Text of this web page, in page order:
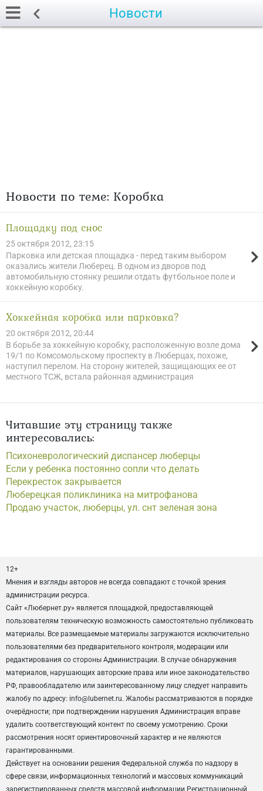
Новости
Новости по теме: Коробка
Площадку под снос
25 октября 2012, 23:15
Парковка или детская площадка - перед таким выбором
оказались жители Люберец. В одном из дворов под
автомобильную стоянку решили отдать футбольное поле и
хоккейную коробку.
Хоккейная коробка или парковка?
20 октября 2012, 20:44
В борьбе за хоккейную коробку, расположенную возле дома
19/1 по Комсомольскому проспекту в Люберцах, похоже,
наступил перелом. На сторону жителей, защищающих ее от
местного ТСЖ, встала районная администрация
Читавшие эту страницу также
интересовались:
Психоневрологический диспансер люберцы
Если у ребенка постоянно сопли что делать
Перекресток закрывается
Люберецкая поликлиника на митрофанова
Продаю участок, люберцы, ул. снт зеленая зона
12+
Мнения и взгляды авторов не всегда совпадают с точкой зрения
администрации ресурса.
Сайт «Любернет.ру» является площадкой, предоставляющей
пользователям техническую возможность самостоятельно публиковать
материалы. Все размещаемые материалы загружаются исключительно
пользователями без предварительного контроля, модерации или
редактирования со стороны Администрации. В случае обнаружения
материалов, нарушающих авторские права или иное законодательство
РФ, правообладателю или заинтересованному лицу следует направить
жалобу по адресу: info@lubernet.ru. Жалобы рассматриваются в порядке
очерёдности; при подтверждении нарушения Администрация вправе
удалить соответствующий контент по своему усмотрению. Сроки
рассмотрения носят ориентировочный характер и не являются
гарантированными.
Действует на основании решения Федеральной служба по надзору в
сфере связи, информационных технологий и массовых коммуникаций
зарегистрированных средств массовой информации Регистрационный